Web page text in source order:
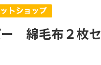
綿毛布２枚セ